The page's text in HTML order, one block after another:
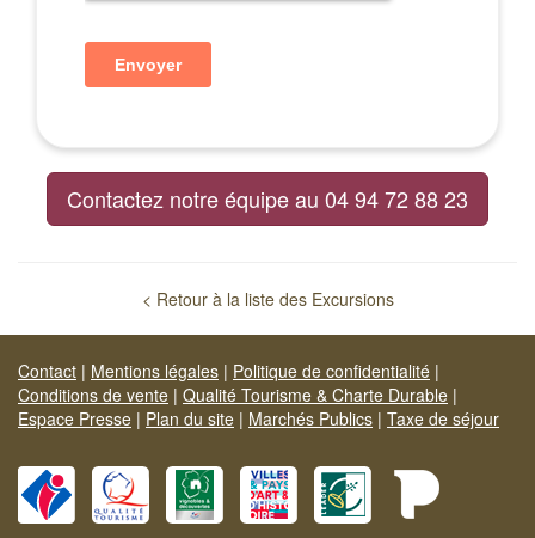
Contactez notre équipe au 04 94 72 88 23
< Retour à la liste des Excursions
Contact | Mentions légales | Politique de confidentialité |
Conditions de vente | Qualité Tourisme & Charte Durable |
Espace Presse | Plan du site | Marchés Publics | Taxe de séjour